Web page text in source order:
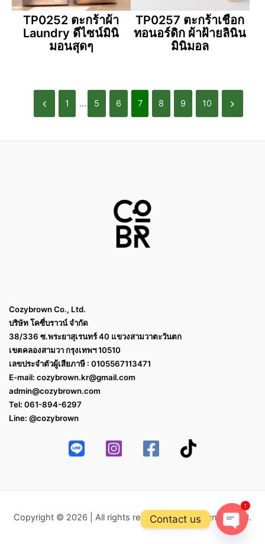
TP0252 ตะกร้าผ้า
Laundry ดีไซน์มินิ
มอนสุดๆ
TP0257 ตะกร้าเชือก
ทอนอร์ดิก ผ้าฝ้ายลินิน
มินิมอล
1 ... 5 6 7 8 9 10
Cozybrown Co., Ltd.
บริษัท โคซี่บราวน์ จำกัด
38/336 ซ.พระยาสุเรนทร์ 40 แขวงสามวาตะวันตก
เขตคลองสามวา กรุงเทพฯ 10510
เลขประจำตัวผู้เสียภาษี : 0105567113471
E-mail: cozybrown.kr@gmail.com
admin@cozybrown.com
Tel: 061-894-6297
Line: @cozybrown
Copyright © 2026 | All rights reserved Cozybrown Co.,Ltd.
Contact us
Open
1